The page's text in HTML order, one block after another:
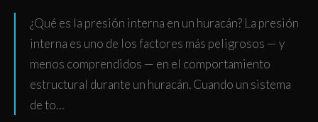
¿Qué es la presión interna en un huracán? La presión
interna es uno de los factores más peligrosos — y
menos comprendidos — en el comportamiento
estructural durante un huracán. Cuando un sistema
de to…